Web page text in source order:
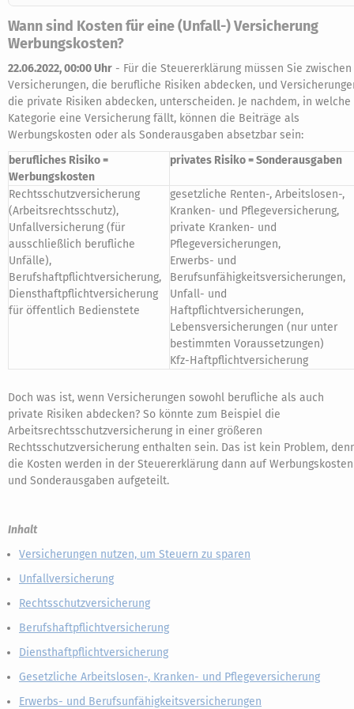
Wann sind Kosten für eine (Unfall-) Versicherung
Werbungskosten?
22.06.2022, 00:00 Uhr - Für die Steuererklärung müssen Sie zwischen
Versicherungen, die berufliche Risiken abdecken, und
die private Risiken abdecken, unterscheiden. Je nachdem, in welche
Kategorie eine Versicherung fällt, können die Beiträge als
Werbungskosten oder als Sonderausgaben absetzbar sein:
berufliches Risiko =
Werbungskosten
privates Risiko = Sonderausgaben
Rechtsschutzversicherung
(Arbeitsrechtsschutz),
Unfallversicherung (für
ausschließlich berufliche
Unfälle),
Berufshaftpflichtversicherung,
Diensthaftpflichtversicherung
für öffentlich Bedienstete
gesetzliche Renten-, Arbeitslosen-,
Kranken- und Pflegeversicherung,
private Kranken- und
Pflegeversicherungen,
Erwerbs- und
Berufsunfähigkeitsversicherungen,
Unfall- und
Haftpflichtversicherungen,
Lebensversicherungen (nur unter
bestimmten Voraussetzungen)
Kfz-Haftpflichtversicherung
Doch was ist, wenn Versicherungen sowohl berufliche als auch
private Risiken abdecken? So könnte zum Beispiel die
Arbeitsrechtsschutzversicherung in einer größeren
Rechtsschutzversicherung enthalten sein. Das ist kein Problem,
die Kosten werden in der Steuererklärung dann auf Werbungskosten
und Sonderausgaben aufgeteilt.
Inhalt
Versicherungen nutzen, um Steuern zu sparen
Unfallversicherung
Rechtsschutzversicherung
Berufshaftpflichtversicherung
Diensthaftpflichtversicherung
Gesetzliche Arbeitslosen-, Kranken- und Pflegeversicherung
Erwerbs- und Berufsunfähigkeitsversicherungen